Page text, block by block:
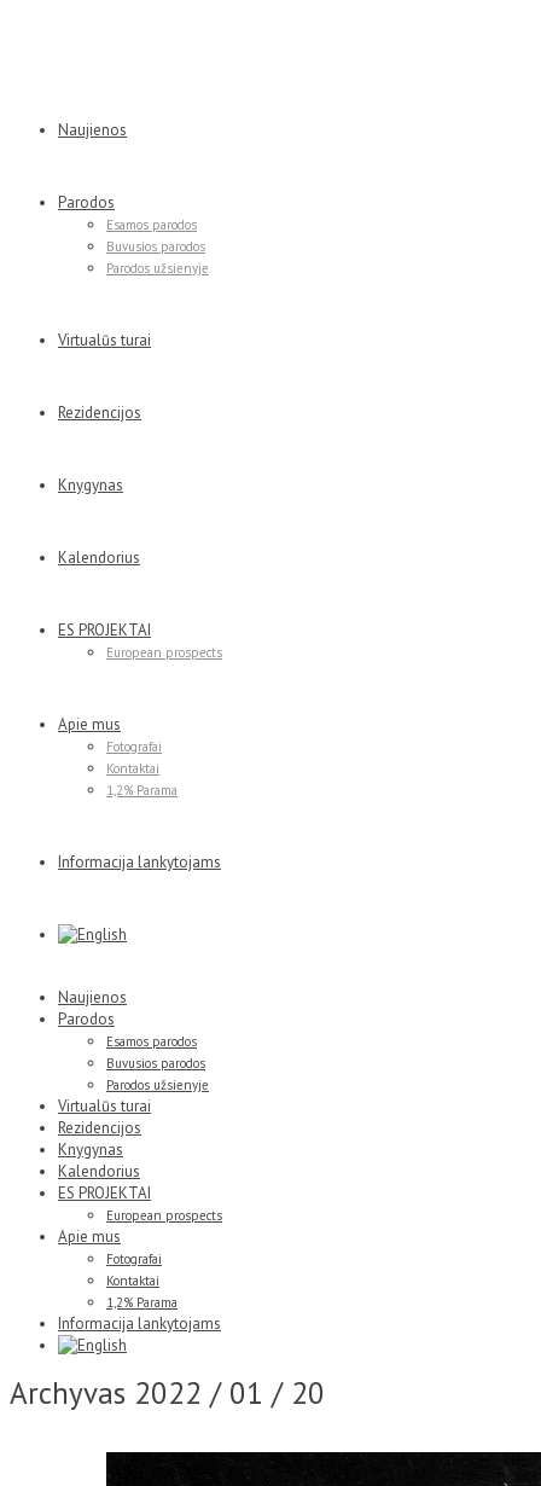
Naujienos
Parodos
Esamos parodos
Buvusios parodos
Parodos užsienyje
Virtualūs turai
Rezidencijos
Knygynas
Kalendorius
ES PROJEKTAI
European prospects
Apie mus
Fotografai
Kontaktai
1,2% Parama
Informacija lankytojams
Naujienos
Parodos
Esamos parodos
Buvusios parodos
Parodos užsienyje
Virtualūs turai
Rezidencijos
Knygynas
Kalendorius
ES PROJEKTAI
European prospects
Apie mus
Fotografai
Kontaktai
1,2% Parama
Informacija lankytojams
Archyvas 2022 / 01 / 20